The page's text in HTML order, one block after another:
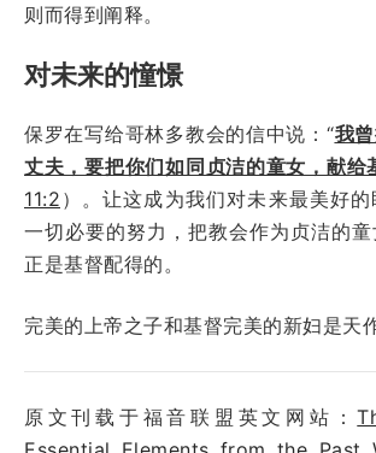
则而得到阐释。
对未来的憧憬
保罗在写给哥林多教会的信中说：“我
丈夫，要把你们如同贞洁的童女，献给
11:2 ）。让这成为我们对未来最美好
一切必要的努力，把教会作为贞洁的
正是基督配得的。
完美的上帝之子和基督完美的新妇是天
原文刊载于福音联盟英文网站：